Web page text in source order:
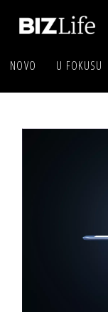
NOVO U FOKUSU